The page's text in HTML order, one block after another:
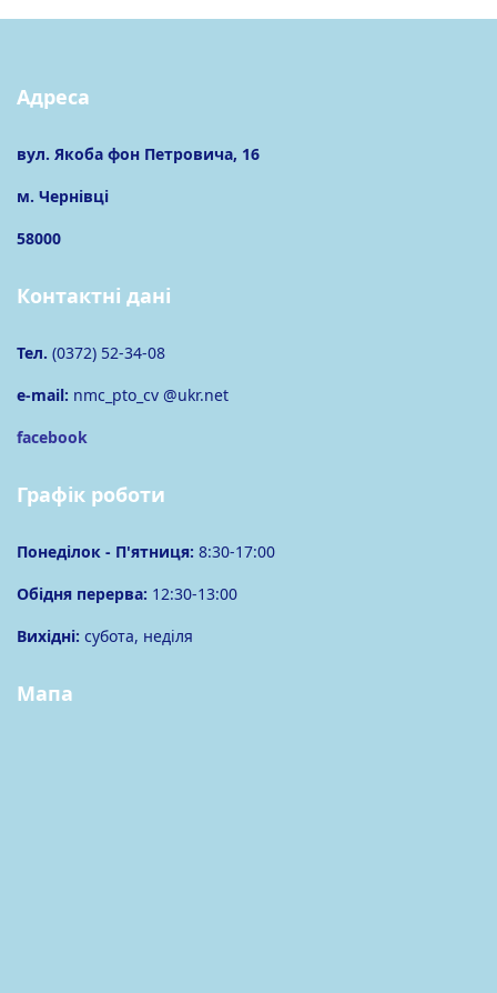
Адреса
вул. Якоба фон Петровича, 16
м. Чернівці
58000
Контактні дані
Тел. (0372) 52-34-08
e-mail: nmc_pto_cv @ukr.net
facebook
Графік роботи
Понеділок - П'ятниця: 8:30-17:00
Обідня перерва: 12:30-13:00
Вихідні: субота, неділя
Мапа